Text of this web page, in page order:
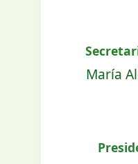
María